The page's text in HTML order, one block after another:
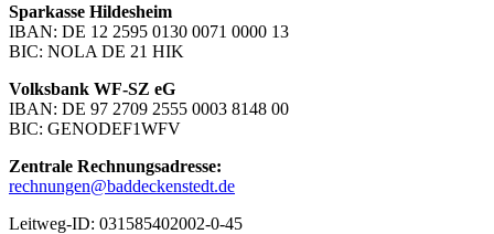
Sparkasse Hildesheim
IBAN: DE 12 2595 0130 0071 0000 13
BIC: NOLA DE 21 HIK
Volksbank WF-SZ eG
IBAN: DE 97 2709 2555 0003 8148 00
BIC: GENODEF1WFV
Zentrale Rechnungsadresse:
rechnungen@baddeckenstedt.de
Leitweg-ID: 031585402002-0-45